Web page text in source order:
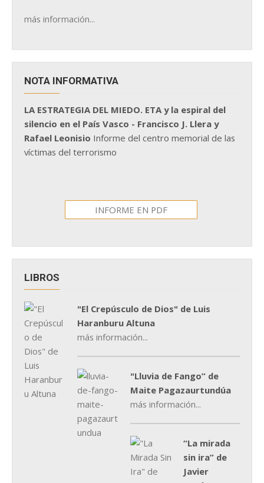
más información...
NOTA INFORMATIVA
LA ESTRATEGIA DEL MIEDO. ETA y la espiral del
silencio en el País Vasco - Francisco J. Llera y
Rafael Leonisio Informe del centro memorial de las
víctimas del terrorismo
INFORME EN PDF
LIBROS
"El Crepúsculo de Dios" de Luis
Haranburu Altuna
más información...
"Lluvia de Fango” de
Maite Pagazaurtundúa
más información...
“La mirada
sin ira” de
Javier